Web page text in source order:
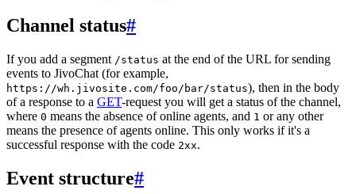
Channel status#
If you add a segment /status at the end of the URL for sending
events to JivoChat (for example,
https://wh.jivosite.com/foo/bar/status), then in the body
of a response to a GET-request you will get a status of the channel,
where 0 means the absence of online agents, and 1 or any other
means the presence of agents online. This only works if it's a
successful response with the code 2xx.
Event structure#